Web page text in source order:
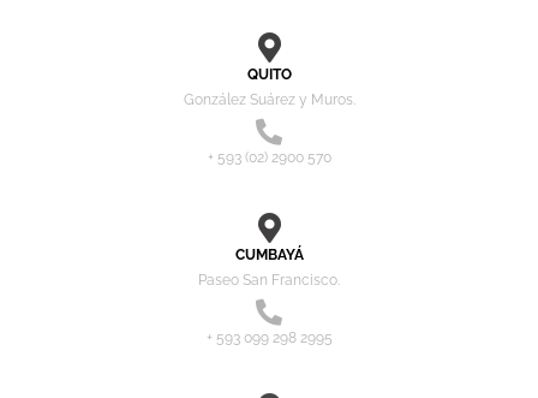
QUITO
González Suárez y Muros.
+ 593 (02) 2900 570
CUMBAYÁ
Paseo San Francisco.
+ 593 099 298 2995